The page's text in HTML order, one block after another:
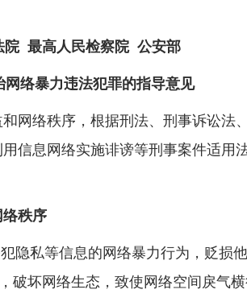
院 最高人民检察院 公安部
网络暴力违法犯罪的指导意见
络秩序，根据刑法、刑事诉讼法
信息网络实施诽谤等刑事案件适用
秩序
私等信息的网络暴力行为，贬损
破坏网络生态，致使网络空间戾气